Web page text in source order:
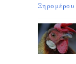
Ξηρομέρου